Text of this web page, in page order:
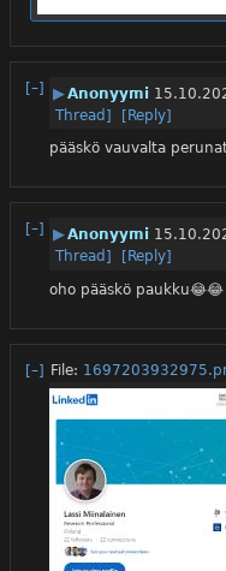
[–] ▶Anonyymi
Thread]
[Reply]
pääskö vauvalta
[–] ▶Anonyymi
Thread]
[Reply]
oho pääskö paukku😂😂
[–] File: